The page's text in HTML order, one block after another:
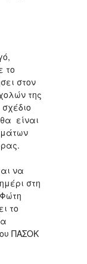
το
στον
της
είναι
να
στη
το
ΠΑΣΟΚ